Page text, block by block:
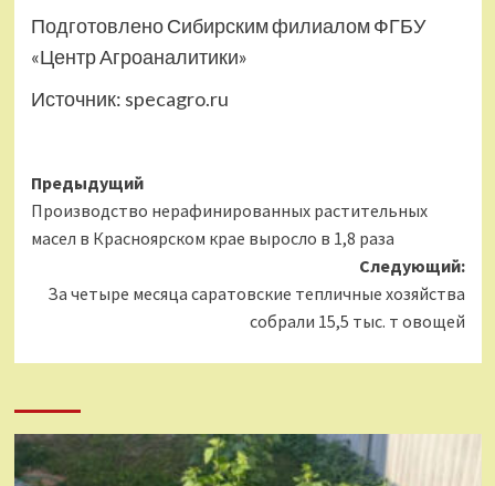
Подготовлено Сибирским филиалом ФГБУ
«Центр Агроаналитики»
Источник: specagro.ru
Навигация
записи
Предыдущий
Производство нерафинированных растительных
масел в Красноярском крае выросло в 1,8 раза
Следующий:
За четыре месяца саратовские тепличные хозяйства
собрали 15,5 тыс. т овощей